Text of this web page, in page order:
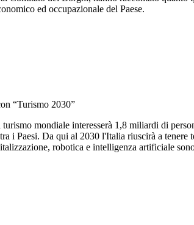
ed occupazionale del Paese.
“Turismo 2030”
mondiale interesserà 1,8 miliardi di
i Paesi. Da qui al 2030 l'Italia riuscirà a
robotica e intelligenza artificiale